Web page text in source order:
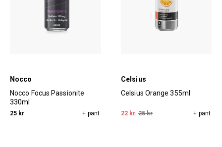
Nocco
Nocco Focus Passionite
330ml
25 kr + pant
Celsius
Celsius Orange 355ml
22 kr 25 kr + pant